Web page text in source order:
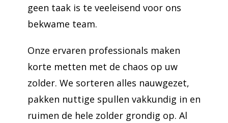
geen taak is te veeleisend voor ons
bekwame team.
Onze ervaren professionals maken
korte metten met de chaos op uw
zolder. We sorteren alles nauwgezet,
pakken nuttige spullen vakkundig in en
ruimen de hele zolder grondig op. Al